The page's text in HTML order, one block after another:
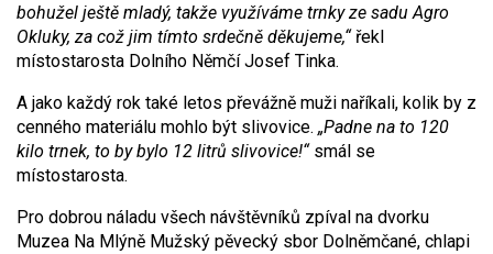
bohužel ještě mladý, takže využíváme trnky ze sadu Agro
Okluky, za což jim tímto srdečně děkujeme,“řekl
místostarosta Dolního Němčí Josef Tinka.
A jako každý rok také letos převážně muži naříkali, kolik by z
cenného materiálu mohlo být slivovice. „Padne na to 120
kilo trnek, to by bylo 12 litrů slivovice!“smál se
místostarosta.
Pro dobrou náladu všech návštěvníků zpíval na dvorku
Muzea Na Mlýně Mužský pěvecký sbor Dolněmčané, chlapi